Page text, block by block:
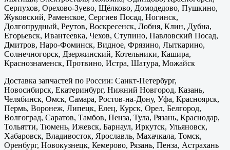
Серпухов, Орехово-Зуево, Щёлково, Домодедово, Пушкино,
Жуковский, Раменское, Сергиев Посад, Ногинск,
Долгопрудный, Реутов, Воскресенск, Лобня, Клин, Дубна,
Егорьевск, Ивантеевка, Чехов, Ступино, Павловский Посад,
Дмитров, Наро-Фоминск, Видное, Фрязино, Лыткарино,
Солнечногорск, Дзержинский, Котельники, Кашира,
Краснознаменск, Протвино, Истра, Шатура, Можайск
Доставка запчастей по России: Санкт-Петербург,
Новосибирск, Екатеринбург, Нижний Новгород, Казань,
Челябинск, Омск, Самара, Ростов-на-Дону, Уфа, Красноярск,
Пермь, Воронеж, Липецк, Елец, Курск, Орел, Белгород,
Волгоград, Саратов, Тамбов, Пенза, Тула, Рязань, Краснодар,
Тольятти, Тюмень, Ижевск, Барнаул, Иркутск, Ульяновск,
Хабаровск, Владивосток, Ярославль, Махачкала, Томск,
Оренбург, Новокузнецк, Кемерово, Рязань, Пенза, Астрахань